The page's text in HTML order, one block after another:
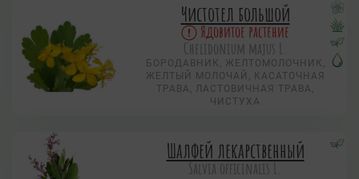
Чистотел большой
Ядовитое растение
Chelidonium majus L.
БОРОДАВНИК, ЖЕЛТОМОЛОЧНИК,
ЖЕЛТЫЙ МОЛОЧАЙ, КАСАТОЧНАЯ
ТРАВА, ЛАСТОВИЧНАЯ ТРАВА,
ЧИСТУХА
Шалфей лекарственный
Salvia officinalis L.